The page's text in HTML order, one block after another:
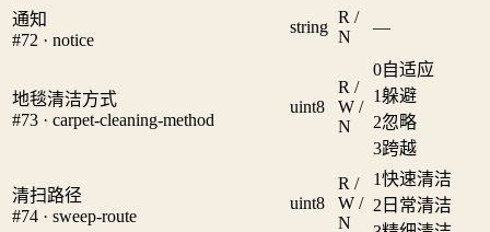
通知
#72 · notice
string
R /
N
—
地毯清洁方式
#73 · carpet-cleaning-method
uint8
R /
W /
N
0自适应
1躲避
2忽略
3跨越
清扫路径
#74 · sweep-route
uint8
R /
W /
N
1快速清洁
2 日常清洁